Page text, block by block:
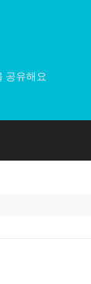
공유해요